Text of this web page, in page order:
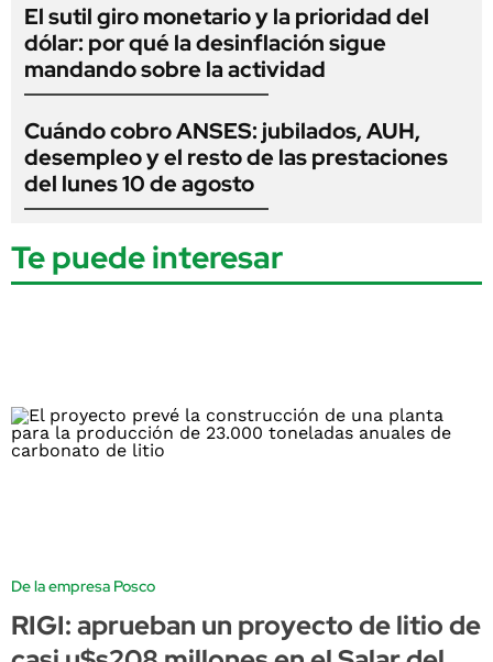
El sutil giro monetario y la prioridad del
dólar: por qué la desinflación sigue
mandando sobre la actividad
Cuándo cobro ANSES: jubilados, AUH,
desempleo y el resto de las prestaciones
del lunes 10 de agosto
Te puede interesar
De la empresa Posco
RIGI: aprueban un proyecto de litio de